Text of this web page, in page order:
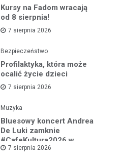
Kursy na Fadom wracają
od 8 sierpnia!
7 sierpnia 2026
Bezpieczeństwo
Profilaktyka, która może
ocalić życie dzieci
7 sierpnia 2026
Muzyka
Bluesowy koncert Andrea
De Luki zamknie
#CafeKultura2026 w
Łomży
7 sierpnia 2026